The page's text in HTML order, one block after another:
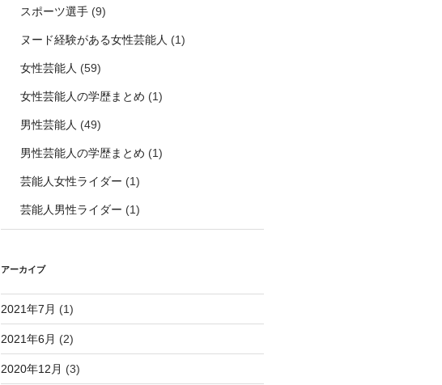
スポーツ選手(9)
ヌード経験がある女性芸能人 (1)
女性芸能人 (59)
女性芸能人の学歴まとめ (1)
男性芸能人 (49)
男性芸能人の学歴まとめ (1)
芸能人女性ライダー (1)
芸能人男性ライダー (1)
アーカイブ
2021年7月 (1)
2021年6月 (2)
2020年12月 (3)